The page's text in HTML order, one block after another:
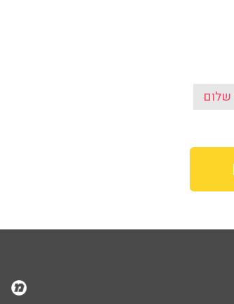
שלום